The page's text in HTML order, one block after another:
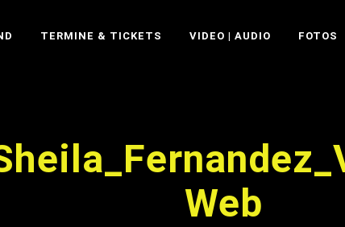
TERMINE & TICKETS VIDEO | AUDIO FOTOS
Web